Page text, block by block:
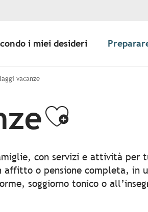
i miei desideri
vacanze
con servizi e attività per
o pensione completa, in
soggiorno tonico o